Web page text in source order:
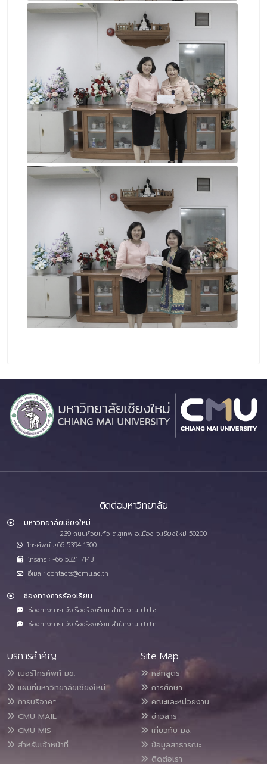
ติดต่อมหาวิทยาลัย
มหาวิทยาลัยเชียงใหม่
239 ถนนห้วยแก้ว ต.สุเทพ อ.เมือง จ.เชียงใหม่ 50200
โทรศัพท์ :+66 5394 1300
โทรสาร : +66 5321 7143
อีเมล : contacts@cmu.ac.th
ช่องทางการร้องเรียน
ช่องทางการแจ้งเรื่องร้องเรียน สำนักงาน ป.ป.ช.
ช่องทางการแจ้งเรื่องร้องเรียน สำนักงาน ป.ป.ท.
บริการสำคัญ
เบอร์โทรศัพท์ มช.
แผนที่มหาวิทยาลัยเชียงใหม่
การบริจาค*
CMU MAIL
CMU MIS
สำหรับเจ้าหน้าที่
Site Map
หลักสูตร
การศึกษา
คณะและหน่วยงาน
ข่าวสาร
เกี่ยวกับ มช.
ข้อมูลสาธารณะ
ติดต่อเรา